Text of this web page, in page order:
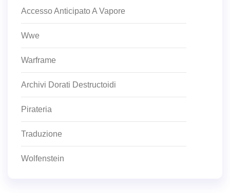
Accesso Anticipato A Vapore
Wwe
Warframe
Archivi Dorati Destructoidi
Pirateria
Traduzione
Wolfenstein